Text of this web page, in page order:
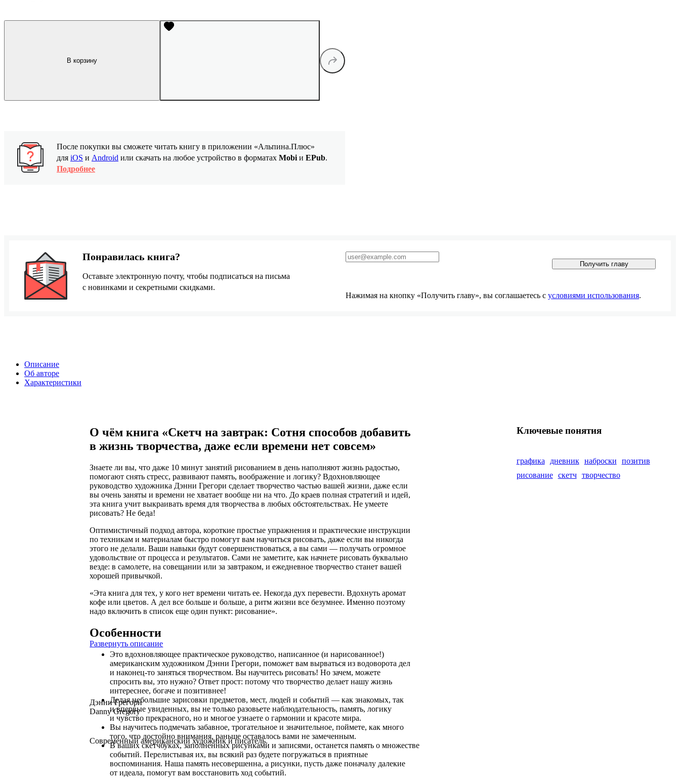
В корзину
После покупки вы сможете читать книгу в приложении «Альпина.Плюс»
для iOS и Android или скачать на любое устройство в форматах Mobi и EPub.
Подробнее
Описание
Об авторе
Характеристики
О чём книга «Скетч на завтрак: Сотня способов добавить
в жизнь творчества, даже если времени нет совсем»
Знаете ли вы, что даже 10 минут занятий рисованием в день наполняют жизнь радостью,
помогают снять стресс, развивают память, воображение и логику? Вдохновляющее
руководство художника Дэнни Грегори сделает творчество частью вашей жизни, даже если
вы очень заняты и времени не хватает вообще ни на что. До краев полная стратегий и идей,
эта книга учит выкраивать время для творчества в любых обстоятельствах. Не умеете
рисовать? Не беда!
Оптимистичный подход автора, короткие простые упражнения и практические инструкции
по техникам и материалам быстро помогут вам научиться рисовать, даже если вы никогда
этого не делали. Ваши навыки будут совершенствоваться, а вы сами — получать огромное
удовольствие от процесса и результатов. Сами не заметите, как начнете рисовать буквально
везде: в самолете, на совещании или за завтраком, и ежедневное творчество станет вашей
хорошей привычкой.
«Эта книга для тех, у кого нет времени читать ее. Некогда дух перевести. Вдохнуть аромат
кофе или цветов. А дел все больше и больше, а ритм жизни все безумнее. Именно поэтому
надо включить в список еще один пункт: рисование».
Особенности
Это вдохновляющее практическое руководство, написанное (и нарисованное!)
американским художником Дэнни Грегори, поможет вам вырваться из водоворота дел
и наконец-то заняться творчеством. Вы научитесь рисовать! Но зачем, можете
спросить вы, это нужно? Ответ прост: потому что творчество делает нашу жизнь
интереснее, богаче и позитивнее!
Делая небольшие зарисовки предметов, мест, людей и событий — как знакомых, так
и впервые увиденных, вы не только разовьете наблюдательность, память, логику
и чувство прекрасного, но и многое узнаете о гармонии и красоте мира.
Вы научитесь подмечать забавное, трогательное и значительное, поймете, как много
того, что достойно внимания, раньше оставалось вами не замеченным.
В ваших скетчбуках, заполненных рисунками и записями, останется память о множестве
событий. Перелистывая их, вы всякий раз будете погружаться в приятные
воспоминания. Наша память несовершенна, а рисунки, пусть даже поначалу далекие
от идеала, помогут вам восстановить ход событий.
Развернуть описание
Ключевые понятия
графика дневник наброски
позитив
рисование
скетч творчество
Дэнни Грегори
Danny Gregory
Современный американский художник и писатель.
Понравилась книга?
Оставьте электронную почту, чтобы подписаться на письма
с новинками и секретными скидками.
Получить главу
Нажимая на кнопку «Получить главу», вы соглашаетесь с условиями использования.